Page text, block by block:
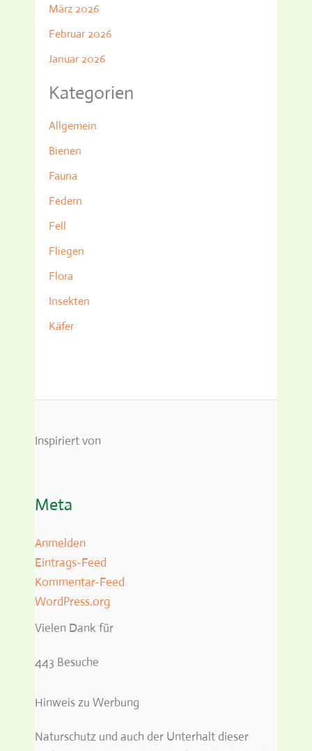
März 2026
Februar 2026
Januar 2026
Kategorien
Allgemein
Bienen
Fauna
Federn
Fell
Fliegen
Flora
Insekten
Käfer
Inspiriert von
Meta
Anmelden
Eintrags-Feed
Kommentar-Feed
WordPress.org
Vielen Dank für
443 Besuche
Hinweis zu Werbung
Naturschutz und auch der Unterhalt dieser